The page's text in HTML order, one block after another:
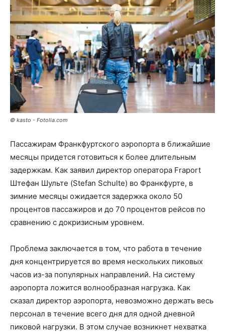
© kasto - Fotolia.com
Пассажирам Франкфуртского аэропорта в ближайшие
месяцы придется готовиться к более длительным
задержкам. Как заявил директор оператора Fraport
Штефан Шульте (Stefan Schulte) во Франкфурте, в
зимние месяцы ожидается задержка около 50
процентов пассажиров и до 70 процентов рейсов по
сравнению с докризисным уровнем.
Проблема заключается в том, что работа в течение
дня концентрируется во время нескольких пиковых
часов из-за популярных направлений. На систему
аэропорта ложится волнообразная нагрузка. Как
сказал директор аэропорта, невозможно держать весь
персонал в течение всего дня для одной дневной
пиковой нагрузки. В этом случае возникнет нехватка